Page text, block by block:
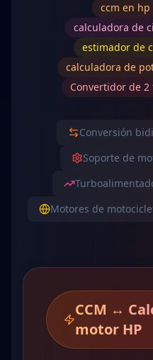
ccm en hp
calculadora de
estimador de
calculadora de
Convertidor de
Conversión
Soporte de
Motores de
CCM ↔
motor HP